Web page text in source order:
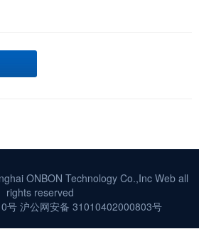
ONBON Technology Co.,Inc Web all
rights reserved
号沪公网安备 31010402000803号